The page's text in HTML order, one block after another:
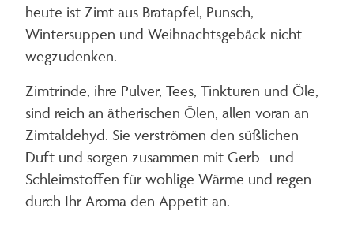
heute ist Zimt aus Bratapfel, Punsch,
Wintersuppen und Weihnachtsgebäck nicht
wegzudenken.
Zimtrinde, ihre Pulver, Tees, Tinkturen und Öle,
sind reich an ätherischen Ölen, allen voran an
Zimtaldehyd. Sie verströmen den süßlichen
Duft und sorgen zusammen mit Gerb- und
Schleimstoffen für wohlige Wärme und regen
durch Ihr Aroma den Appetit an.